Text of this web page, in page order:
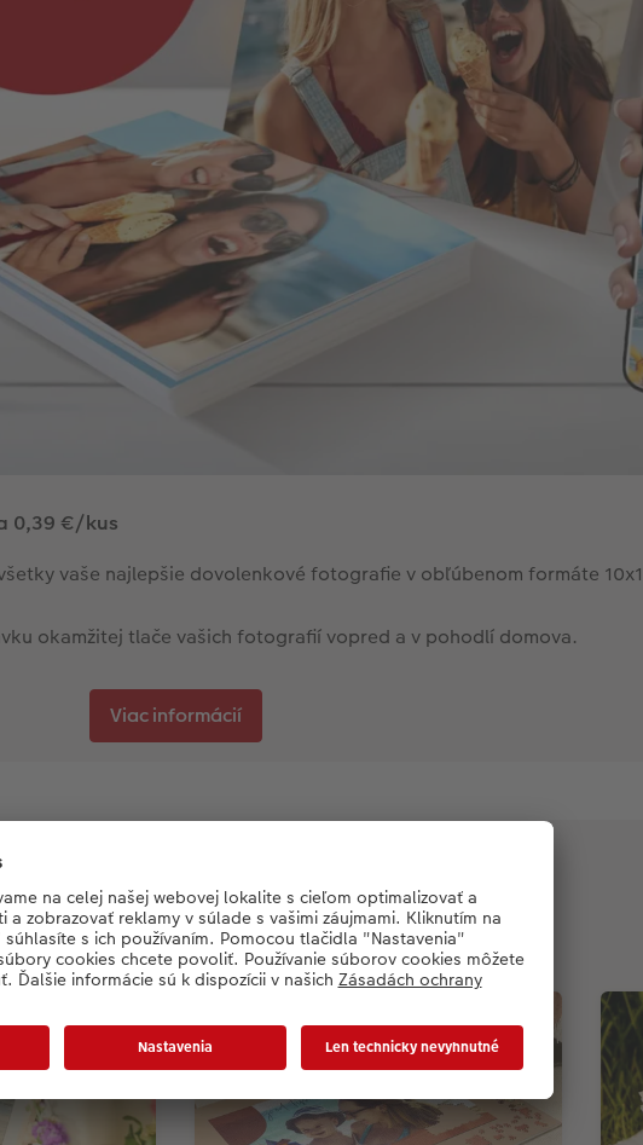
0,39 €/kus
vaše najlepšie dovolenkové fotografie v obľúbenom formáte
okamžitej tlače vašich fotografií vopred a v pohodlí domova.
Viac informácií
zostali navždy